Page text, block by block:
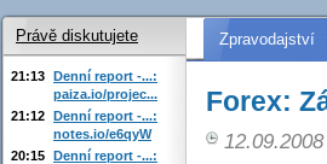
Zpravodajství
Forex:
Právě diskutujete
21:13 Denní report -...:
paiza.io/projec...
21:12 Denní report -...:
notes.io/e6qyW
20:15 Denní report -...: